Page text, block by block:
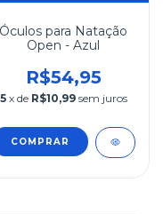
Óculos para Natação
Open - Azul
R$54,95
5 x de R$10,99 sem juros